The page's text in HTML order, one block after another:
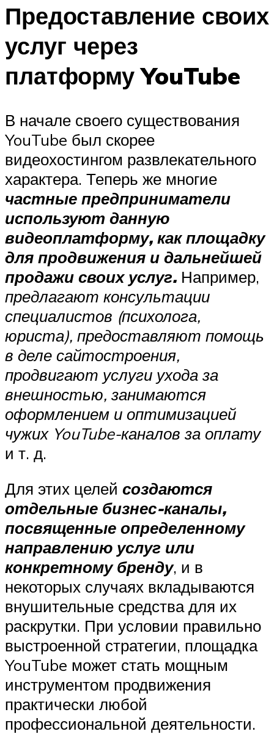
Предоставление своих
услуг через
платформу YouTube
В начале своего существования
YouTube был скорее
видеохостингом развлекательного
характера. Теперь же многие
частные предприниматели
используют данную
видеоплатформу, как площадку
для продвижения и дальнейшей
продажи своих услуг. Например,
предлагают консультации
специалистов (психолога,
юриста), предоставляют помощь
в деле сайтостроения,
продвигают услуги ухода за
внешностью, занимаются
оформлением и оптимизацией
чужих YouTube-каналов за оплату
и т. д.
Для этих целей создаются
отдельные бизнес-каналы,
посвященные определенному
направлению услуг или
конкретному бренду, и в
некоторых случаях вкладываются
внушительные средства для их
раскрутки. При условии правильно
выстроенной стратегии, площадка
YouTube может стать мощным
инструментом продвижения
практически любой
профессиональной деятельности.